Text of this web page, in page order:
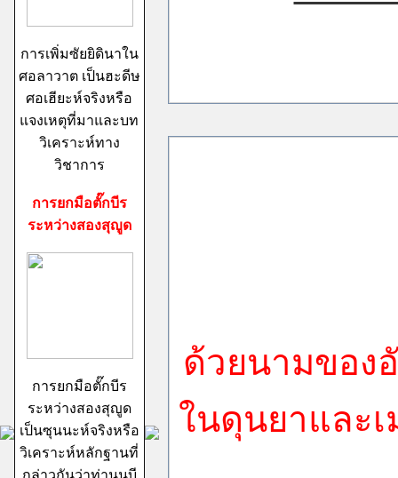
การเพิ่มซัยยิดินาใน
ศอลาวาต เป็นฮะดีษ
ศอเฮียะห์จริงหรือ
แจงเหตุที่มาและบท
วิเคราะห์ทาง
วิชาการ
การยกมือตั๊กบีร
ระหว่างสองสุญูด
การยกมือตั๊กบีร
ระหว่างสองสุญูด
เป็นซุนนะห์จริงหรือ
วิเคราะห์หลักฐานที่
กล่าวกันว่าท่านนบี
ด้วยนามของ
ในดุนยาและ